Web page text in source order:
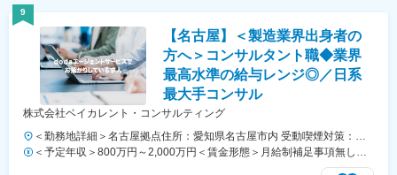
す。
9
【名古屋】＜製造業界出身者の
方へ＞コンサルタント職◆業界
最高水準の給与レンジ◎／日系
最大手コンサル
株式会社ベイカレント・コンサルティング
＜勤務地詳細＞名古屋拠点住所：愛知県名古屋市内 受動喫煙対策：屋
内全面禁煙変更の範囲：会社の定める事業所
＜予定年収＞800万円～2,000万円＜賃金形態＞月給制補足事項無し＜
賃金内訳＞月額（基本給）：317,600円～1,058,700円固定残業手当/